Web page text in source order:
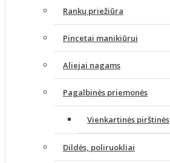
Rankų priežiūra
Pincetai manikiūrui
Aliejai nagams
Pagalbinės priemonės
Vienkartinės pirštinės
Dildės, poliruokliai